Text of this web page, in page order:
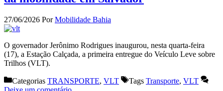
27/06/2026 PorMobilidade Bahia
O governador Jerônimo Rodrigues inaugurou, nesta quarta-feira
(17), a Estação Calçada, a primeira entregue do Veículo Leve sobre
Trilhos (VLT).
Categorias TRANSPORTE, VLT Tags Transporte, VLT